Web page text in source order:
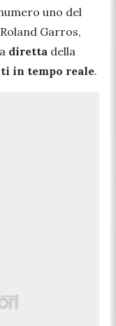
uno del
Garros,
diretta della
in tempo reale.